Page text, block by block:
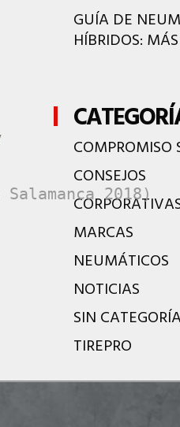
2018)
GUÍA DE
HÍBRIDOS:
COMPROMISO
CONSEJOS
MARCAS
NEUMÁTICOS
NOTICIAS
SIN CATEGORÍA
TIREPRO